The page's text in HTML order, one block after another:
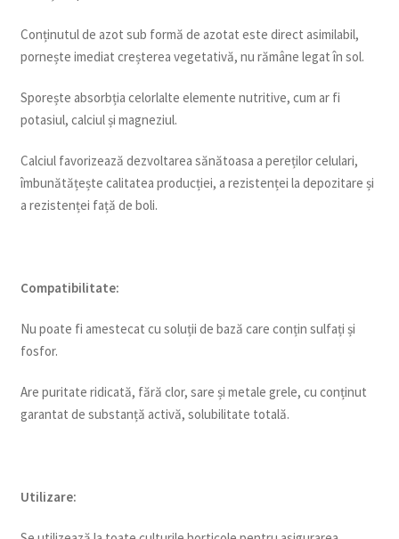
Conținutul de azot sub formă de azotat este direct asimilabil,
pornește imediat creșterea vegetativă, nu rămâne legat în sol.
Sporește absorbția celorlalte elemente nutritive, cum ar fi
potasiul, calciul și magneziul.
Calciul favorizează dezvoltarea sănătoasa a pereților celulari,
îmbunătățește calitatea producției, a rezistenței la depozitare și
a rezistenței față de boli.
Compatibilitate:
Nu poate fi amestecat cu soluții de bază care conțin sulfați și
fosfor.
Are puritate ridicată, fără clor, sare și metale grele, cu conținut
garantat de substanță activă, solubilitate totală.
Utilizare: